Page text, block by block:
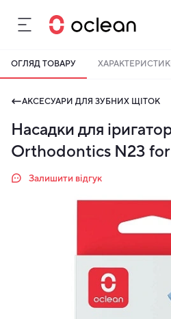
ОГЛЯД ТОВАРУ
АКСЕСУАРИ ДЛЯ ЗУБНИХ ЩІТОК
Насадки для
Orthodontics N23
Залишити відгук